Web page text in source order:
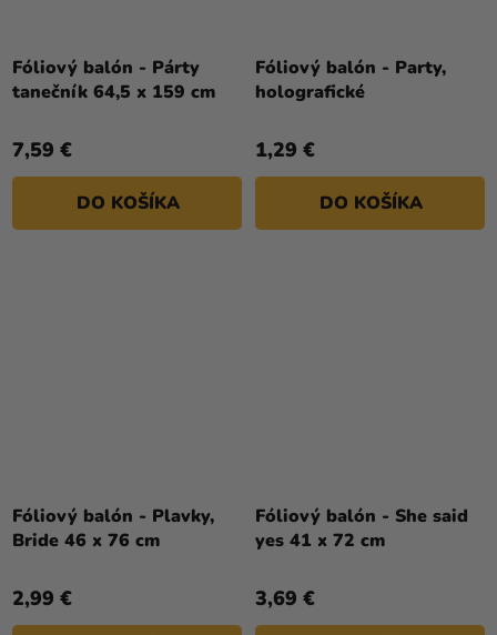
Fóliový balón - Párty
tanečník 64,5 x 159 cm
7,59 €
DO KOŠÍKA
Fóliový balón - Party,
holografické
1,29 €
DO KOŠÍKA
Fóliový balón - Plavky,
Bride 46 x 76 cm
2,99 €
Fóliový balón - She said
yes 41 x 72 cm
3,69 €